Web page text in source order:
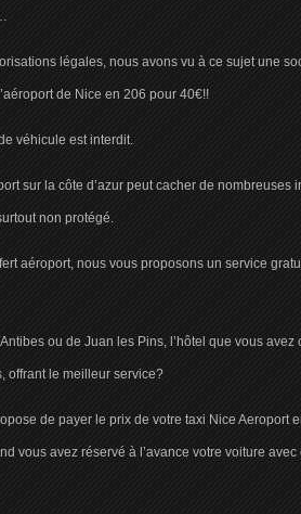
légales, nous avons vu à ce sujet une
de Nice en 206 pour 40€!!
véhicule est interdit.
sur la côte d’azur peut cacher de nombreuses
non protégé.
aéroport, nous vous proposons un service
ou de Juan les Pins, l’hôtel que vous avez
offrant le meilleur service?
de payer le prix de votre taxi Nice Aeroport
vous avez réservé à l’avance votre voiture avec